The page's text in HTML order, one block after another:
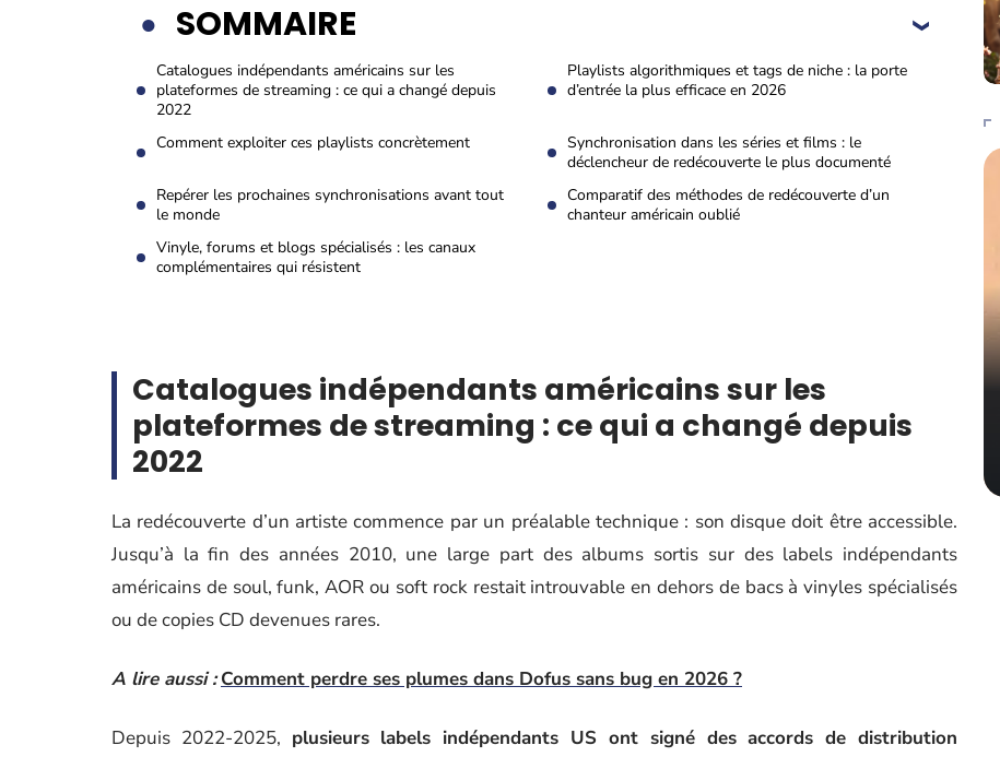
SOMMAIRE
Catalogues indépendants américains sur les
plateformes de streaming : ce qui a changé depuis
2022
Playlists algorithmiques et tags de niche : la porte
d’entrée la plus efficace en 2026
Comment exploiter ces playlists concrètement
Synchronisation dans les séries et films : le
déclencheur de redécouverte le plus documenté
Repérer les prochaines synchronisations avant tout
le monde
Comparatif des méthodes de redécouverte d’un
chanteur américain oublié
Vinyle, forums et blogs spécialisés : les canaux
complémentaires qui résistent
Catalogues indépendants américains sur les
plateformes de streaming : ce qui a changé depuis
2022
La redécouverte d’un artiste commence par un préalable technique : son disque doit être accessible.
Jusqu’à la fin des années 2010, une large part des albums sortis sur des labels indépendants
américains de soul, funk, AOR ou soft rock restait introuvable en dehors de bacs à vinyles spécialisés
ou de copies CD devenues rares.
A lire aussi : Comment perdre ses plumes dans Dofus sans bug en 2026 ?
Depuis 2022-2025, plusieurs labels indépendants US ont signé des accords de distribution